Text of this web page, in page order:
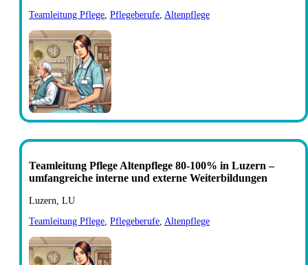
Teamleitung Pflege, Pflegeberufe, Altenpflege
Teamleitung Pflege Altenpflege 80-100% in Luzern –
umfangreiche interne und externe Weiterbildungen
Luzern, LU
Teamleitung Pflege, Pflegeberufe, Altenpflege